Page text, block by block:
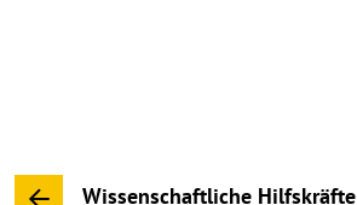
Wissenschaftliche Hilfskräfte